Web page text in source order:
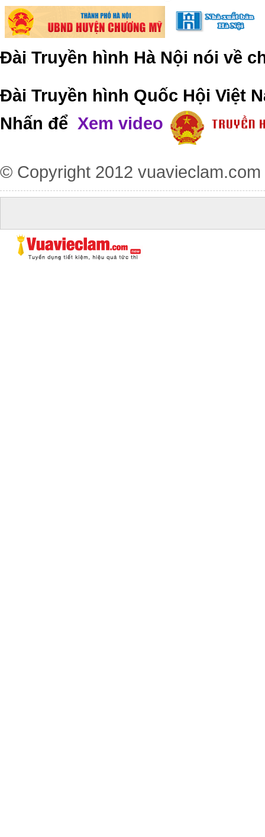
Đài Truyền hình Hà Nội nói về
Đài Truyền hình Quốc Hội Việt
Nhấn để Xem video
© Copyright 2012 vuavieclam.com